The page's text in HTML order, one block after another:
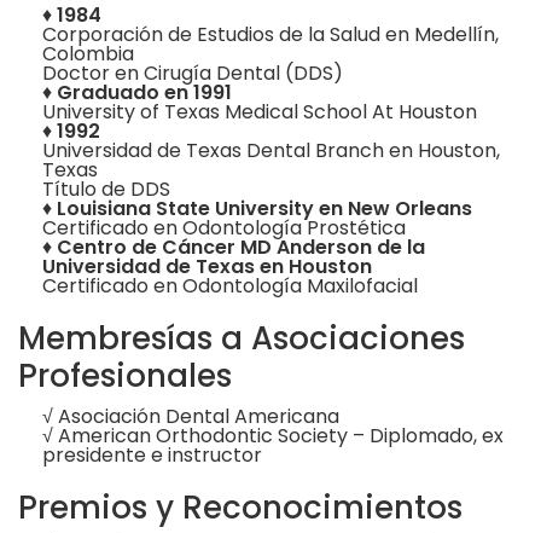
♦1984
Corporación de Estudios de la Salud en Medellín,
Colombia
Doctor en Cirugía Dental (DDS)
♦ Graduado en 1991
University of Texas Medical School At Houston
♦1992
Universidad de Texas Dental Branch en Houston,
Texas
Título de DDS
♦ Louisiana State University en New Orleans
Certificado en Odontología Prostética
♦ Centro de Cáncer MD Anderson de la
Universidad de Texas en Houston
Certificado en Odontología Maxilofacial
Membresías a Asociaciones
Profesionales
√ Asociación Dental Americana
√ American Orthodontic Society – Diplomado, ex
presidente e instructor
Premios y Reconocimientos